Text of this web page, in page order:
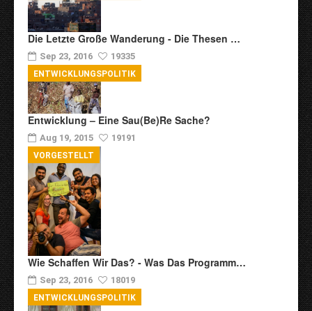
Die Letzte Große Wanderung - Die Thesen …
Sep 23, 2016 19335
Entwicklung – Eine Sau(be)re Sache?
Aug 19, 2015 19191
ENTWICKLUNGSPOLITIK
Wie Schaffen Wir Das? - Was Das Programm…
Sep 23, 2016 18019
VORGESTELLT
ENTWICKLUNGSPOLITIK